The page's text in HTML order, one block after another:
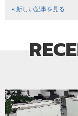
« 新しい記事を見る